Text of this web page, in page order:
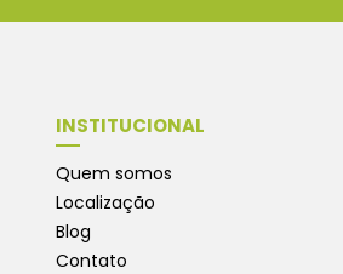
INSTITUCIONAL
Quem somos
Localização
Blog
Contato